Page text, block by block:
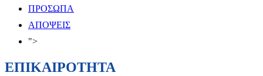
ΠΡΟΣΩΠΑ
ΑΠΟΨΕΙΣ
">
ΕΠΙΚΑΙΡΟΤΗΤΑ